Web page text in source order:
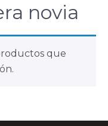
novia
que